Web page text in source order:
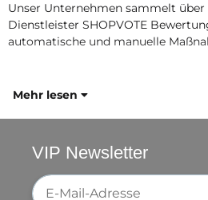
Unser Unternehmen sammelt
Dienstleister SHOPVOTE
automatische und manuelle
Mehr lesen
VIP Newsletter
Newsletter-Registrierung